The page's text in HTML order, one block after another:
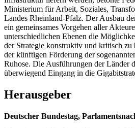
Ministerium für Arbeit, Soziales,
Landes Rheinland-Pfalz. Der Ausbau
ein gemeinsames Vorgehen aller
unterschiedlichen Ebenen die
der Strategie konstruktiv und kritisch zu
der künftigen Förderung der
Ruhose. Die Ausführungen der Länder
überwiegend Eingang in die
Herausgeber
Deutscher Bundestag,